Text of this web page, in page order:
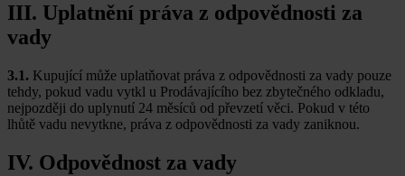
III. Uplatnění práva z odpovědnosti za
vady
3.1. Kupující může uplatňovat práva z odpovědnosti za vady pouze
tehdy, pokud vadu vytkl u Prodávajícího bez zbytečného odkladu,
nejpozději do uplynutí 24 měsíců od převzetí věci. Pokud v této
lhůtě vadu nevytkne, práva z odpovědnosti za vady zaniknou.
IV. Odpovědnost za vady